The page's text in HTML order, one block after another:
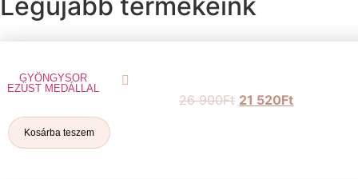
GYÖNGYSOR
EZÜST MEDÁLLAL
26 900Ft 21 520Ft
Kosárba teszem